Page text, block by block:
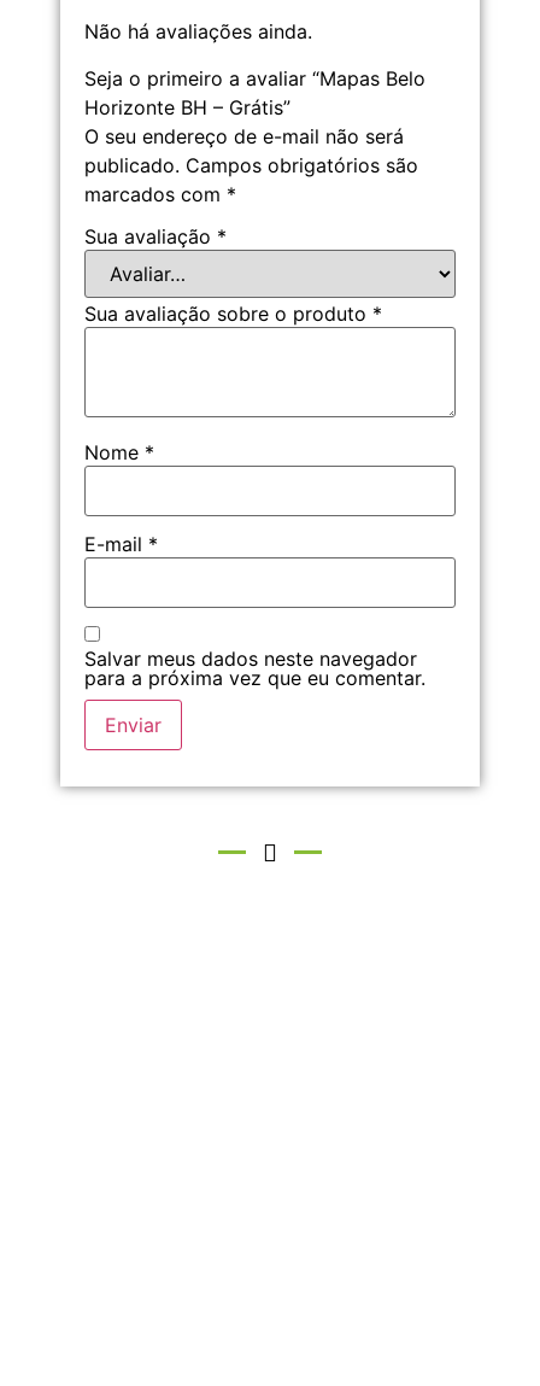
Não há avaliações ainda.
Seja o primeiro a avaliar “Mapas Belo
Horizonte BH – Grátis”
O seu endereço de e-mail não será
publicado. Campos obrigatórios são
marcados com *
Sua avaliação *
Sua avaliação sobre o produto *
Nome *
E-mail *
Salvar meus dados neste navegador
para a próxima vez que eu comentar.